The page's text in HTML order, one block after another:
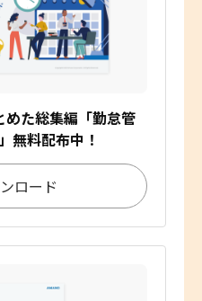
た総集編「勤怠管
無料配布中！
ロード